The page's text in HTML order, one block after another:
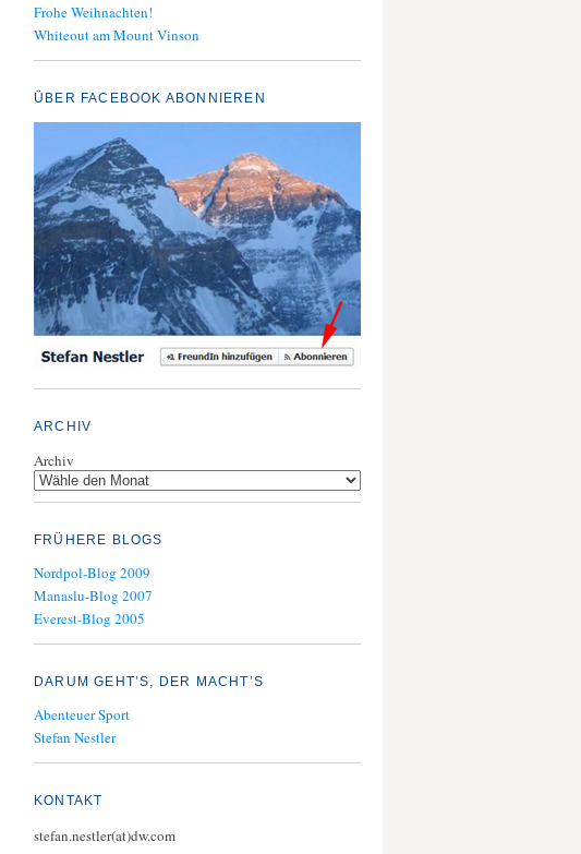
Frohe Weihnachten!
Whiteout am Mount Vinson
ÜBER FACEBOOK ABONNIEREN
ARCHIV
Archiv
FRÜHERE BLOGS
Nordpol-Blog 2009
Manaslu-Blog 2007
Everest-Blog 2005
DARUM GEHT’S, DER MACHT’S
Abenteuer Sport
Stefan Nestler
KONTAKT
stefan.nestler(at)dw.com